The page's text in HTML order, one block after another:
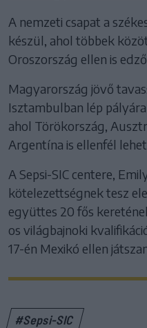
A nemzeti csapat a
készül, ahol többek
Oroszország ellen is
Magyarország jövő
Isztambulban lép
ahol Törökország,
Argentína is ellenfél
A Sepsi-SIC centere,
kötelezettségnek tesz
együttes 20 fős
os világbajnoki
17-én Mexikó ellen
#Sepsi-SIC